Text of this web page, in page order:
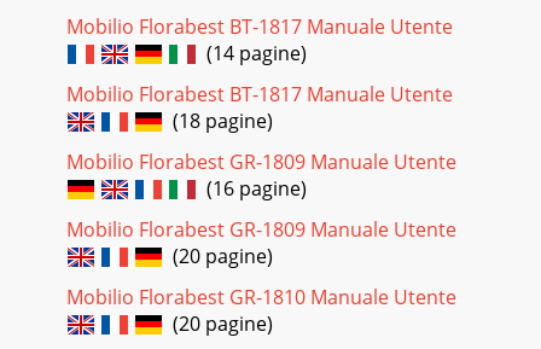
Mobilio Florabest BT-1817 Manuale Utente
(14 pagine)
Mobilio Florabest BT-1817 Manuale Utente
(18 pagine)
Mobilio Florabest GR-1809 Manuale Utente
(16 pagine)
Mobilio Florabest GR-1809 Manuale Utente
(20 pagine)
Mobilio Florabest GR-1810 Manuale Utente
(20 pagine)